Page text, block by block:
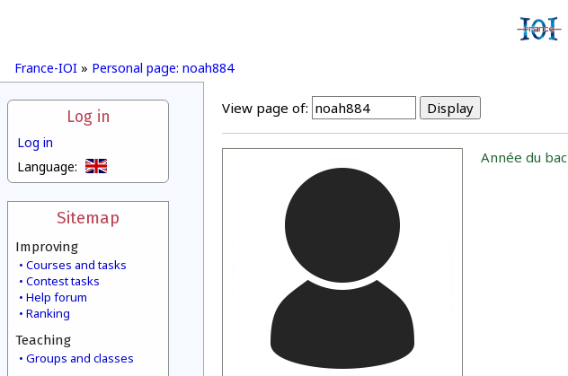
France-IOI » Personal page: noah884
Log in
Log in
Language:
Sitemap
Improving
Courses and tasks
Contest tasks
Help forum
Ranking
Teaching
Groups and classes
View page of:
Année du bac